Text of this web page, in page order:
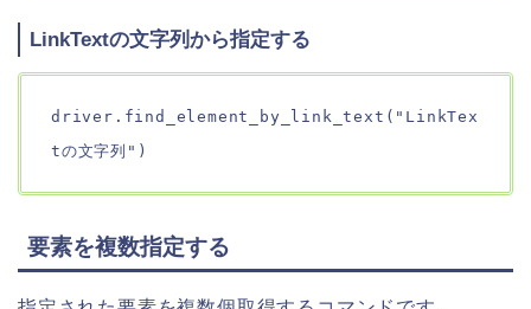
LinkTextの文字列から指定する
driver.find_element_by_link_text("LinkTex
tの文字列")
要素を複数指定する